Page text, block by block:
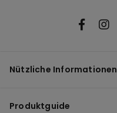
Nützliche Informationen
Produktguide